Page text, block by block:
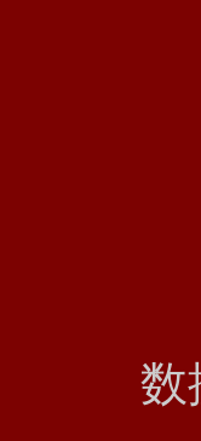
数